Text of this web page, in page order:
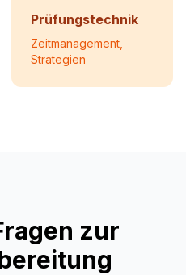
Prüfungstechnik
Zeitmanagement,
Strategien
zur